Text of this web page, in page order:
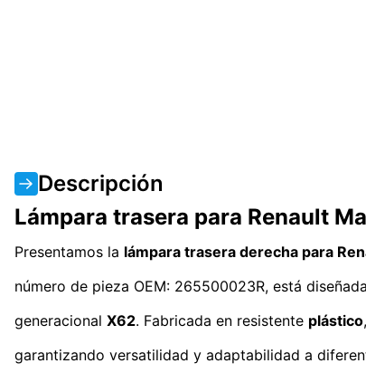
Descripción
Lámpara trasera para Renault
Presentamos la lámpara trasera derecha para
número de pieza OEM: 265500023R, está
generacional X62. Fabricada en resistente plástico
garantizando versatilidad y adaptabilidad a